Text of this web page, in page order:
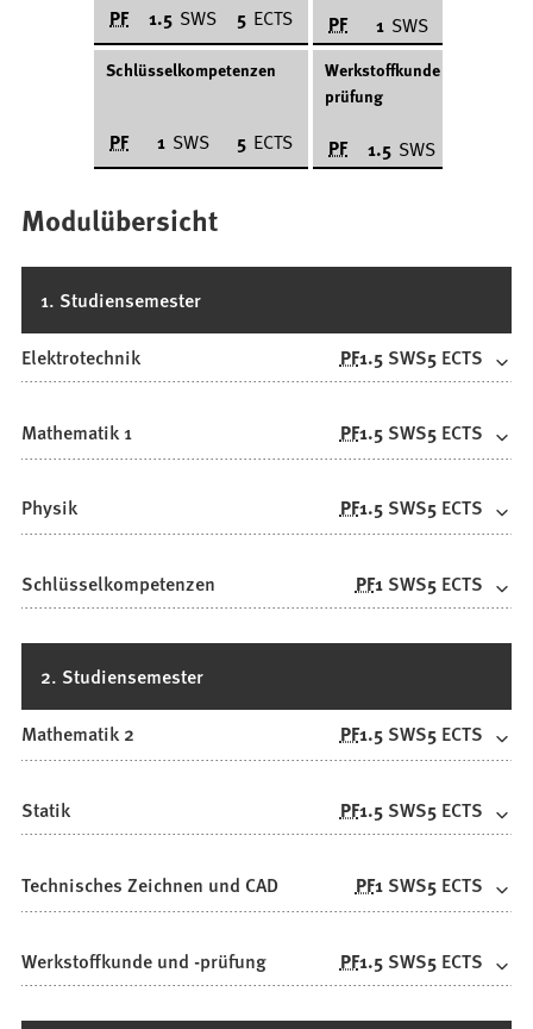
PF 1.5 SWS 5 ECTS PF 1 SWS
Schlüsselkompetenzen
PF 1 SWS 5 ECTS
Werkstoffkunde und -
prüfung
PF 1.5 SWS
Modulübersicht
1. Studiensemester
Elektrotechnik PF1.5 SWS5 ECTS
Mathematik 1 PF1.5 SWS5 ECTS
Physik PF1.5 SWS5 ECTS
Schlüsselkompetenzen PF1 SWS5 ECTS
2. Studiensemester
Mathematik 2 PF1.5 SWS5 ECTS
Statik PF1.5 SWS5 ECTS
Technisches Zeichnen und CAD PF1 SWS5 ECTS
Werkstoffkunde und -prüfung PF1.5 SWS5 ECTS